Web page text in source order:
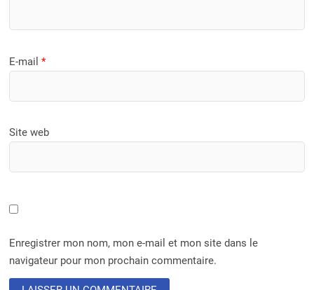
E-mail*
Site web
Enregistrer mon nom, mon e-mail et mon site dans le
navigateur pour mon prochain commentaire.